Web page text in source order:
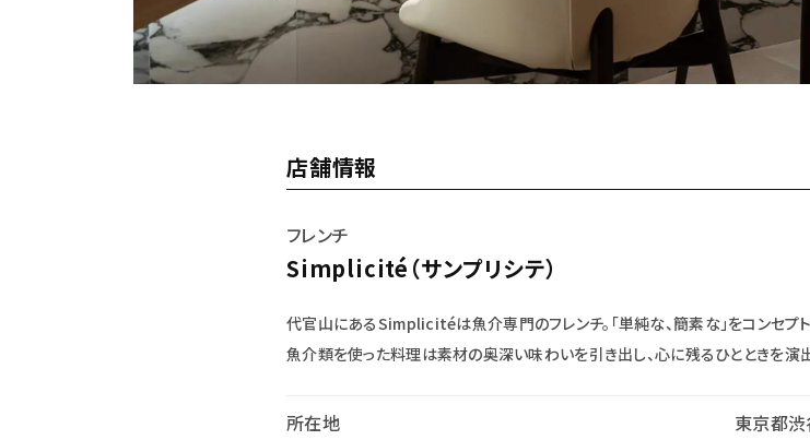
店舗情報
フレンチ
Simplicité（サンプリシテ）
代官山にあるSimplicitéは魚介専門のフレンチ。「単純な、簡素な」をコンセプ
魚介類を使った料理は素材の奥深い味わいを引き出し、心に残るひとときを演出
所在地 東京都